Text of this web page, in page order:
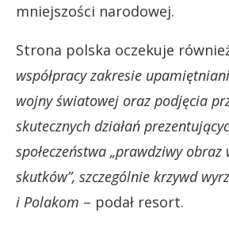
mniejszości narodowej.
Strona polska oczekuje
współpracy zakresie
wojny światowej oraz podjęcia
skutecznych działań
społeczeństwa „prawdziwy
skutków”, szczególnie krzywd
i Polakom – podał resort.